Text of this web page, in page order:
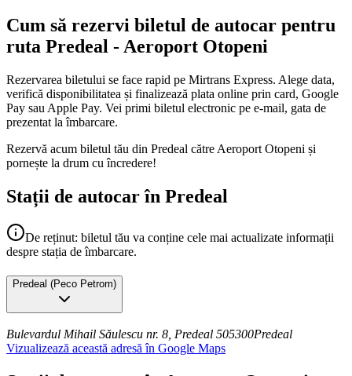
Cum să rezervi biletul de autocar pentru
ruta Predeal - Aeroport Otopeni
Rezervarea biletului se face rapid pe Mirtrans Express. Alege data,
verifică disponibilitatea și finalizează plata online prin card, Google
Pay sau Apple Pay. Vei primi biletul electronic pe e-mail, gata de
prezentat la îmbarcare.
Rezervă acum biletul tău din Predeal către Aeroport Otopeni și
pornește la drum cu încredere!
Stații de autocar în Predeal
De reținut: biletul tău va conține cele mai actualizate informații
despre stația de îmbarcare.
Predeal (Peco Petrom)
Bulevardul Mihail Săulescu nr. 8, Predeal 505300Predeal
Vizualizează această adresă în Google Maps